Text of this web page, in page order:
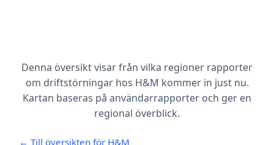
Denna översikt visar från vilka regioner rapporter
om driftstörningar hos H&M kommer in just nu.
Kartan baseras på användarrapporter och ger en
regional överblick.
← Till översikten för H&M